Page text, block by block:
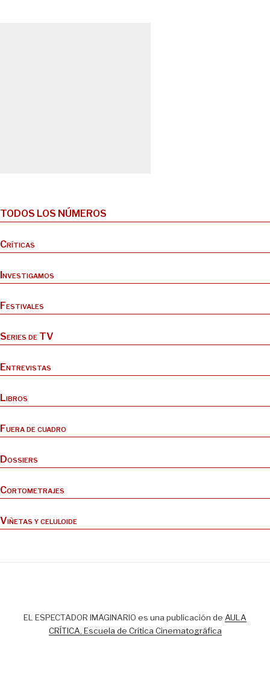
TODOS LOS NÚMEROS
Críticas
Investigamos
Festivales
Series de TV
Entrevistas
Libros
Fuera de cuadro
Dossiers
Cortometrajes
Viñetas y celuloide
EL ESPECTADOR IMAGINARIO es una publicación de AULA
CRÍTICA, Escuela de Crítica Cinematográfica